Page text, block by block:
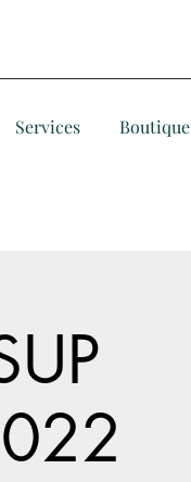
Services Boutique